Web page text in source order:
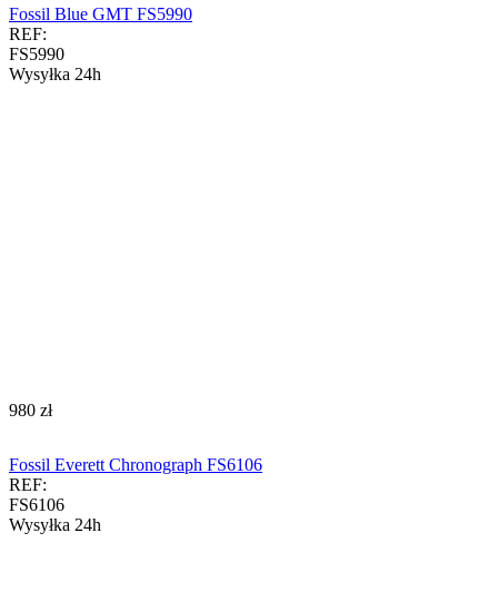
Fossil Blue GMT FS5990
REF:
FS5990
Wysyłka 24h
‍980‍ zł
Fossil Everett Chronograph FS6106
REF:
FS6106
Wysyłka 24h